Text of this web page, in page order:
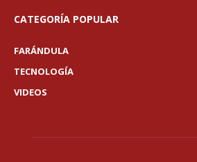
CATEGORÍA POPULAR
FARÁNDULA
TECNOLOGÍA
VIDEOS